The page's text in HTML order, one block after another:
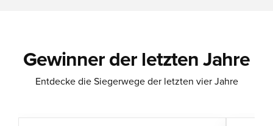
Gewinner der letzten Jahre
Entdecke die Siegerwege der letzten vier Jahre